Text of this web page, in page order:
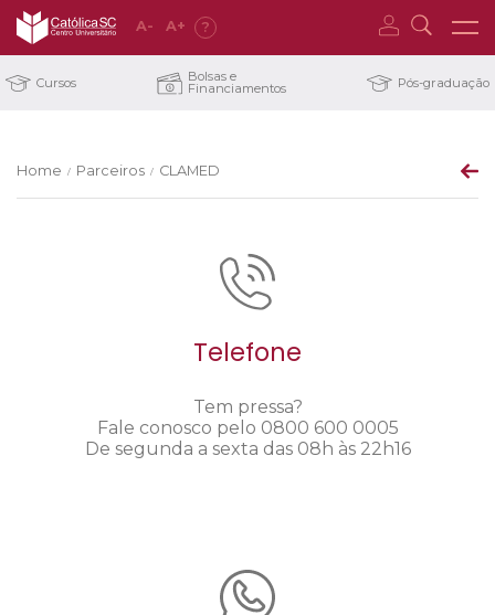
A- A+ ?
Cursos Bolsas e
Financiamentos Pós-graduação
Home / Parceiros / CLAMED
Telefone
Tem pressa?
Fale conosco pelo 0800 600 0005
De segunda a sexta das 08h às 22h16